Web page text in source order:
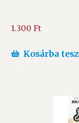
1.300 Ft
Kosárba